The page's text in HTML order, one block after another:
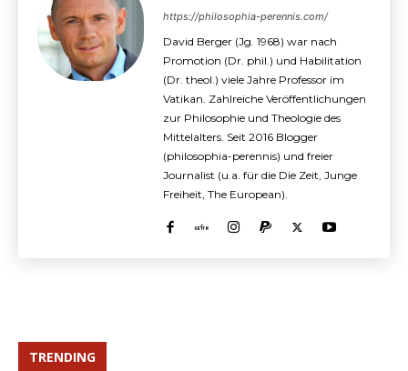
https://philosophia-perennis.com/
David Berger (Jg. 1968) war nach
Promotion (Dr. phil.) und Habilitation
(Dr. theol.) viele Jahre Professor im
Vatikan. Zahlreiche Veröffentlichungen
zur Philosophie und Theologie des
Mittelalters. Seit 2016 Blogger
(philosophia-perennis) und freier
Journalist (u.a. für die Die Zeit, Junge
Freiheit, The European).
TRENDING